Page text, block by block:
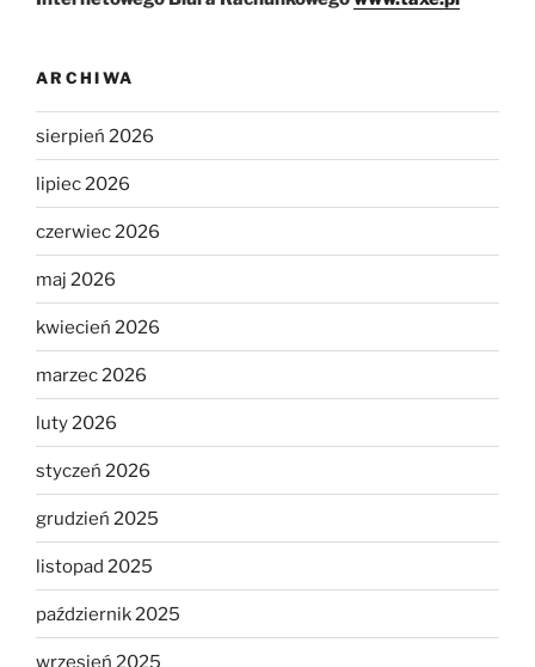
ARCHIWA
sierpień 2026
lipiec 2026
czerwiec 2026
maj 2026
kwiecień 2026
marzec 2026
luty 2026
styczeń 2026
grudzień 2025
listopad 2025
październik 2025
wrzesień 2025